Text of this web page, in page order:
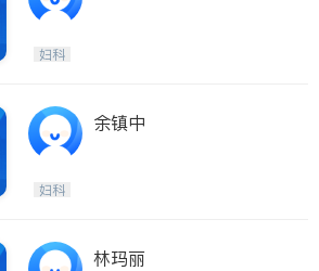
妇科
余镇中
妇科
林玛丽